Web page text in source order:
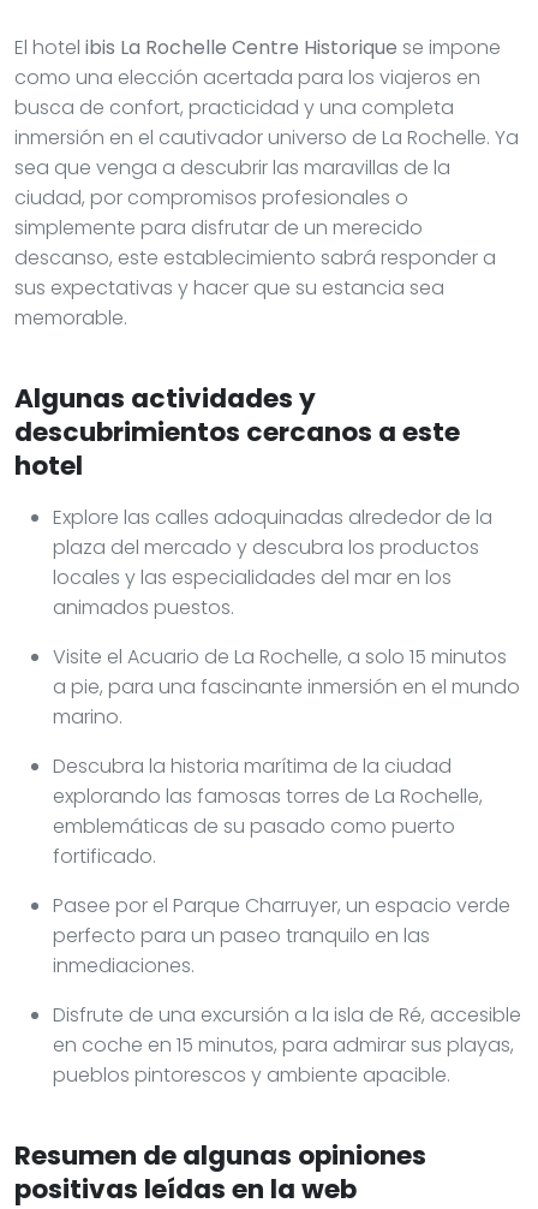
El hotel ibis La Rochelle Centre Historique se impone
como una elección acertada para los viajeros en
busca de confort, practicidad y una completa
inmersión en el cautivador universo de La Rochelle. Ya
sea que venga a descubrir las maravillas de la
ciudad, por compromisos profesionales o
simplemente para disfrutar de un merecido
descanso, este establecimiento sabrá responder a
sus expectativas y hacer que su estancia sea
memorable.
Algunas actividades y
descubrimientos cercanos a este
hotel
Explore las calles adoquinadas alrededor de la
plaza del mercado y descubra los productos
locales y las especialidades del mar en los
animados puestos.
Visite el Acuario de La Rochelle, a solo 15 minutos
a pie, para una fascinante inmersión en el mundo
marino.
Descubra la historia marítima de la ciudad
explorando las famosas torres de La Rochelle,
emblemáticas de su pasado como puerto
fortificado.
Pasee por el Parque Charruyer, un espacio verde
perfecto para un paseo tranquilo en las
inmediaciones.
Disfrute de una excursión a la isla de Ré, accesible
en coche en 15 minutos, para admirar sus playas,
pueblos pintorescos y ambiente apacible.
Resumen de algunas opiniones
positivas leídas en la web